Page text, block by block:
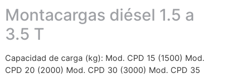
Montacargas diésel 1.5 a
3.5 T
Capacidad de carga (kg): Mod. CPD 15 (1500) Mod.
CPD 20 (2000) Mod. CPD 30 (3000) Mod. CPD 35